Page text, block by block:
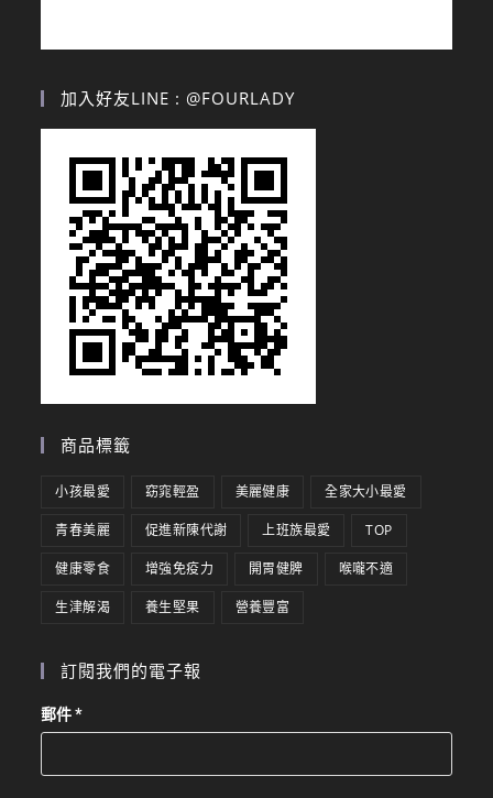
加入好友LINE : @FOURLADY
商品標籤
小孩最愛 窈窕輕盈 美麗健康 全家大小最愛
青春美麗 促進新陳代謝 上班族最愛 TOP
健康零食 增強免疫力 開胃健脾 喉嚨不適
生津解渴 養生堅果 營養豐富
訂閱我們的電子報
郵件*